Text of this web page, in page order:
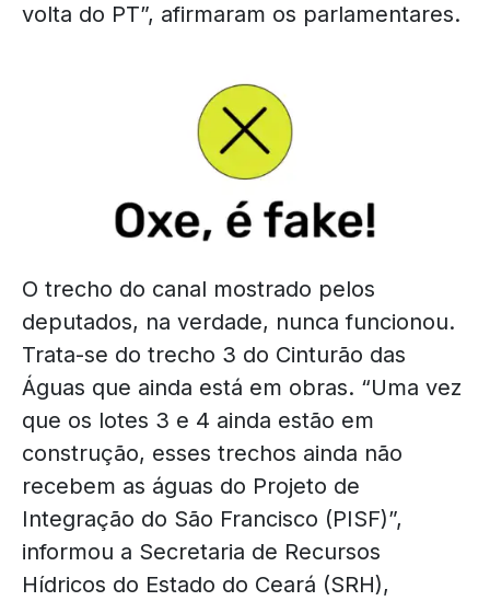
volta do PT”, afirmaram os parlamentares.
O trecho do canal mostrado pelos
deputados, na verdade, nunca funcionou.
Trata-se do trecho 3 do Cinturão das
Águas que ainda está em obras. “Uma vez
que os lotes 3 e 4 ainda estão em
construção, esses trechos ainda não
recebem as águas do Projeto de
Integração do São Francisco (PISF)”,
informou a Secretaria de Recursos
Hídricos do Estado do Ceará (SRH),